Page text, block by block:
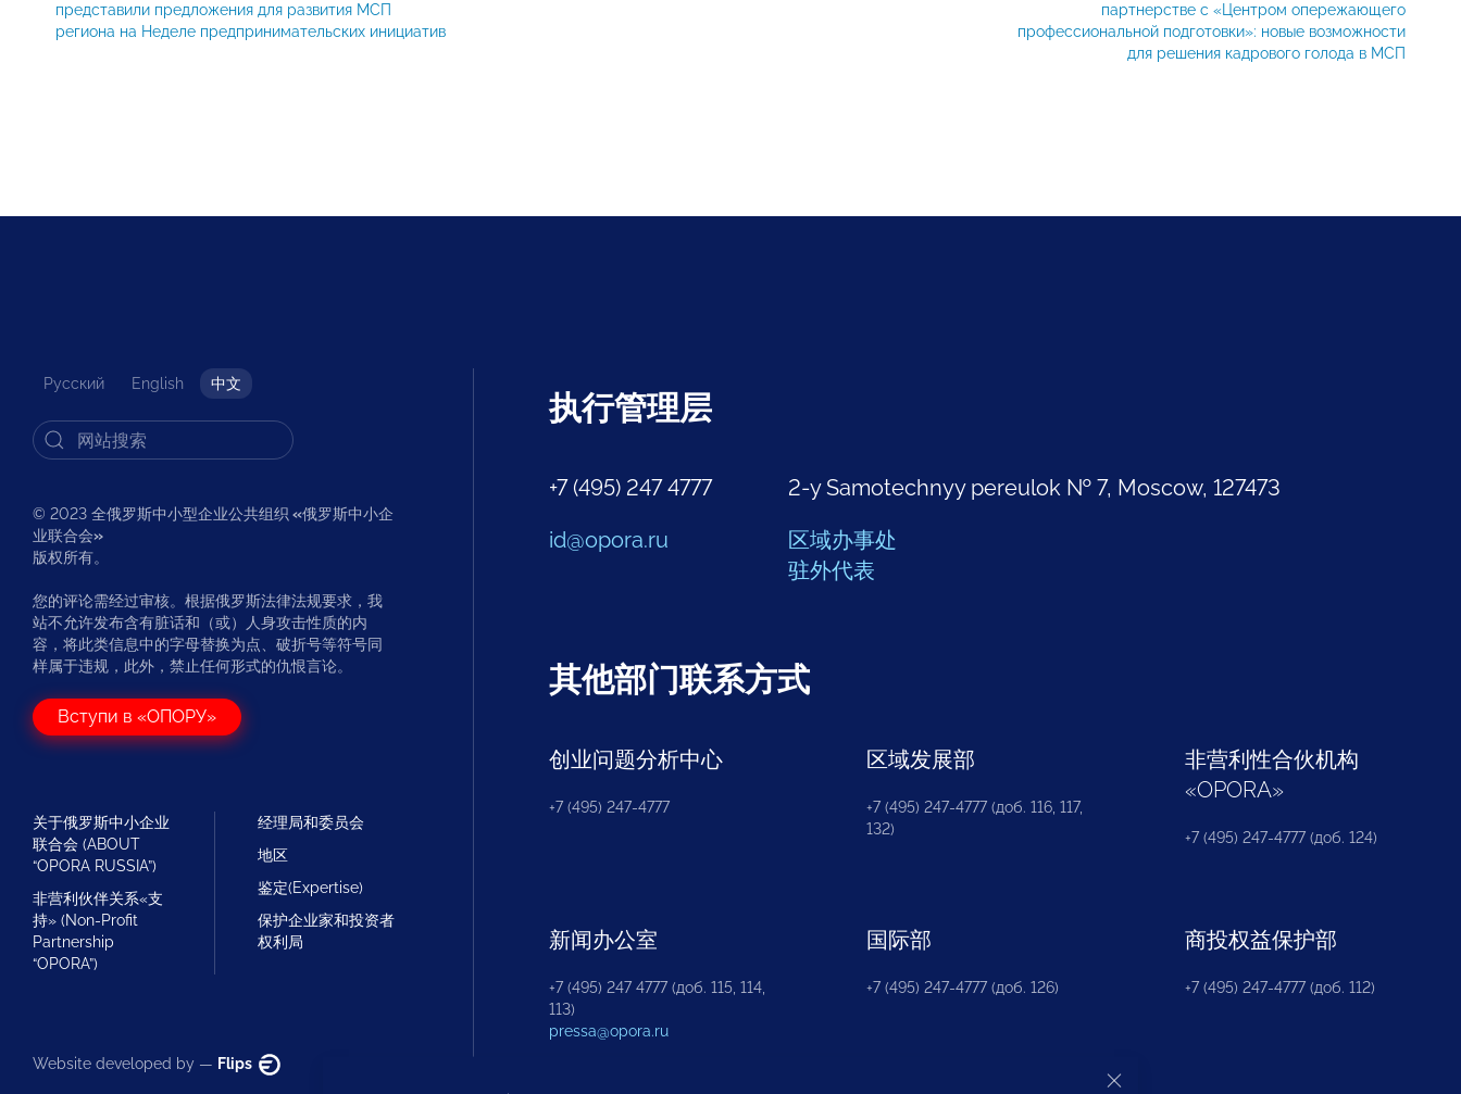
представили предложения для развития МСП
региона на Неделе предпринимательских инициатив
партнерстве с «Центром опережающего
профессиональной подготовки»: новые возможности
для решения кадрового голода в МСП
Русский English 中文
© 2023 全俄罗斯中小型企业公共组织 «俄罗斯中小企
业联合会»
版权所有。
您的评论需经过审核。根据俄罗斯法律法规要求，我
站不允许发布含有脏话和（或）人身攻击性质的内
容，将此类信息中的字母替换为点、破折号等符号同
样属于违规，此外，禁止任何形式的仇恨言论。
Вступи в «ОПОРУ»
关于俄罗斯中小企业
联合会 (ABOUT
“OPORA RUSSIA”)
非营利伙伴关系«支
持» (Non-Profit
Partnership
“OPORA”)
经理局和委员会
地区
鉴定(Expertise)
保护企业家和投资者
权利局
Website developed by — Flips
执行管理层
+7 (495) 247 4777
id@opora.ru
2-y Samotechnyy pereulok № 7, Moscow, 127473
区域办事处
驻外代表
其他部门联系方式
创业问题分析中心
+7 (495) 247-4777
区域发展部
+7 (495) 247-4777 (доб. 116, 117,
132)
非营利性合伙机构
«OPORA»
+7 (495) 247-4777 (доб. 124)
新闻办公室
+7 (495) 247 4777 (доб. 115, 114,
113)
pressa@opora.ru
国际部
+7 (495) 247-4777 (доб. 126)
商投权益保护部
+7 (495) 247-4777 (доб. 112)